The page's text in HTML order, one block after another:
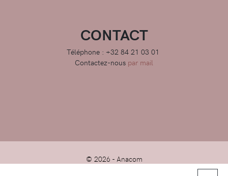
CONTACT
Téléphone : +32 84 21 03 01
Contactez-nous par mail
© 2026 - Anacom